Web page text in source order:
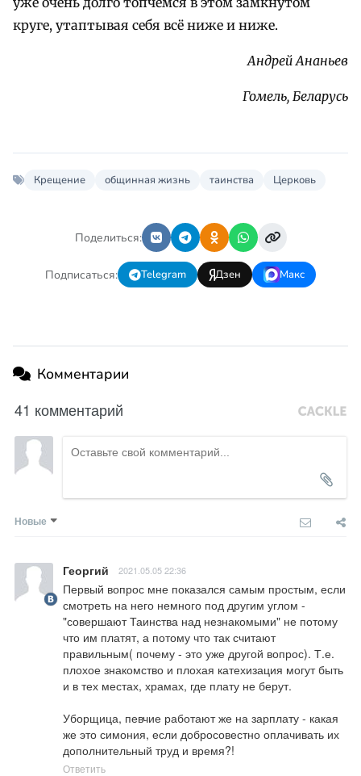
круге, утаптывая себя всё ниже и ниже.
Андрей Ананьев
Гомель, Беларусь
Крещение общинная жизнь таинства Церковь
Поделиться:
Подписаться: Telegram Дзен Макс
Комментарии
41 комментарий
Новые
Георгий 2021.05.05 22:36
Первый вопрос мне показался самым простым, если
смотреть на него немного под другим углом -
"совершают Таинства над незнакомыми" не потому
что им платят, а потому что так считают
правильным( почему - это уже другой вопрос). Т.е.
плохое знакомство и плохая катехизация могут быть
и в тех местах, храмах, где плату не берут.
Уборщица, певчие работают же на зарплату - какая
же это симония, если добросовестно оплачивать их
дополнительный труд и время?!
Ответить